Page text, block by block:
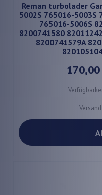
Reman turbolader
5002S 765016-5003S
765016-5006S
8200741580
8200741579A